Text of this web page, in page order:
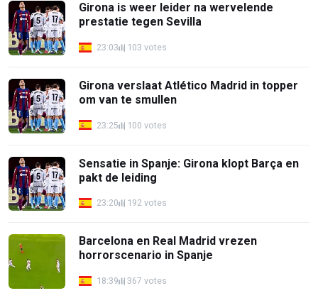
Girona is weer leider na wervelende
prestatie tegen Sevilla
23:03 103 votes
Girona verslaat Atlético Madrid in topper
om van te smullen
23:25 100 votes
Sensatie in Spanje: Girona klopt Barça en
pakt de leiding
23:20 192 votes
Barcelona en Real Madrid vrezen
horrorscenario in Spanje
18:39 367 votes